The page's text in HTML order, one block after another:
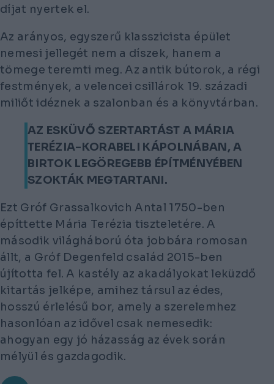
díjat nyertek el.
Az arányos, egyszerű klasszicista épület
nemesi jellegét nem a díszek, hanem a
tömege teremti meg. Az antik bútorok, a régi
festmények, a velencei csillárok 19. századi
miliőt idéznek a szalonban és a könyvtárban.
AZ ESKÜVŐ SZERTARTÁST A MÁRIA
TERÉZIA-KORABELI KÁPOLNÁBAN, A
BIRTOK LEGÖREGEBB ÉPÍTMÉNYÉBEN
SZOKTÁK MEGTARTANI.
Ezt Gróf Grassalkovich Antal 1750-ben
építtette Mária Terézia tiszteletére. A
második világháború óta jobbára romosan
állt, a Gróf Degenfeld család 2015-ben
újította fel. A kastély az akadályokat leküzdő
kitartás jelképe, amihez társul az édes,
hosszú érlelésű bor, amely a szerelemhez
hasonlóan az idővel csak nemesedik:
ahogyan egy jó házasság az évek során
mélyül és gazdagodik.